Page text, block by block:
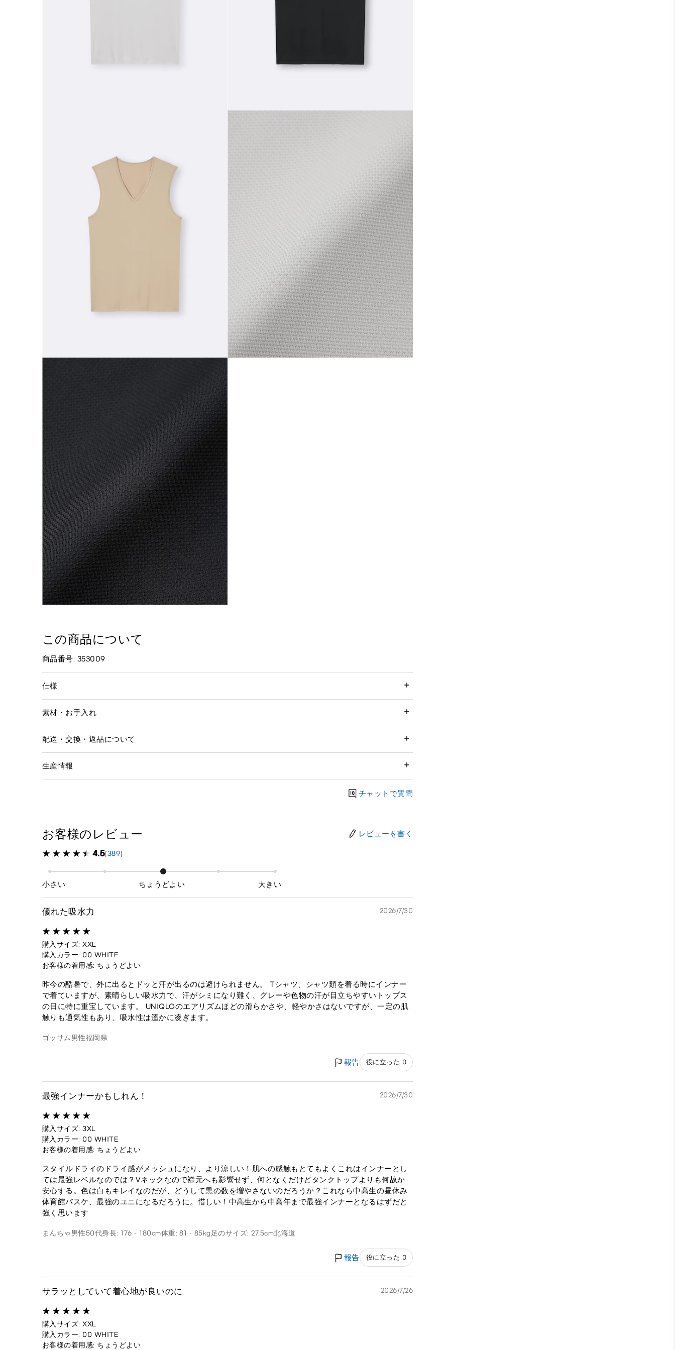
この商品について
商品番号: 353009
仕様
素材・お手入れ
配送・交換・返品について
生産情報
チャットで質問
お客様のレビュー レビューを書く
4.5(389)
小さい ちょうどよい 大きい
優れた吸水力 2026/7/30
購入サイズ: XXL
購入カラー: 00 WHITE
お客様の着用感: ちょうどよい
昨今の酷暑で、外に出るとドッと汗が出るのは避けられません。 Tシャツ、シャツ類を着る時にインナー
で着ていますが、素晴らしい吸水力で、汗がシミになり難く、グレーや色物の汗が目立ちやすいトップス
の日に特に重宝しています。 UNIQLOのエアリズムほどの滑らかさや、軽やかさはないですが、一定の肌
触りも通気性もあり、吸水性は遥かに凌ぎます。
ゴッサム男性福岡県
報告 役に立った 0
最強インナーかもしれん！ 2026/7/30
購入サイズ: 3XL
購入カラー: 00 WHITE
お客様の着用感: ちょうどよい
スタイルドライのドライ感がメッシュになり、より涼しい！肌への感触もとてもよくこれはインナーとし
ては最強レベルなのでは？Vネックなので襟元へも影響せず、何となくだけどタンクトップよりも何故か
安心する。色は白もキレイなのだが、どうして黒の数を増やさないのだろうか？これなら中高生の昼休み
体育館バスケ、最強のユニになるだろうに。惜しい！中高生から中高年まで最強インナーとなるはずだと
強く思います
まんちゃ男性50代身長: 176 - 180cm体重: 81 - 85kg足のサイズ: 27.5cm北海道
報告 役に立った 0
サラッとしていて着心地が良いのに 2026/7/26
購入サイズ: XXL
購入カラー: 00 WHITE
お客様の着用感: ちょうどよい